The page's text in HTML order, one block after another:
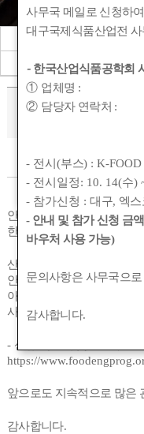
공지사항
회원동정
논문투고
작성자 :관리자
안녕하세요
한국산업식품공학회입니다
산업식품공학 학술지 홈페
안내드리며,
아이디와 비번은 기존 투고
사용해주시기 바랍니다
- 신규 학술지 및 논문투고
https://
앞으로도 지속적으로 많은
감사합니다.
사무국 메일로 신청하
대구국제식품산업전
- 한국산업식품공학회
① 업체명 :
② 담당자 연락처 :
- 전시(부스) : K-FOOD
- 전시일정: 10. 14(수)
- 참가신청 :대구, 엑
- 안내 및 참가 신청 금액
바우처 사용 가능)
문의사항은 사무국으
감사합니다.